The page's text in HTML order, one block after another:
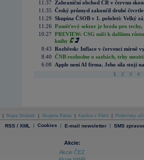
11:37
Zahraniční obchod ČR v červnu
11:35 Český průmysl zakončil druhé
11:29 Skupina ČSOB v 1. pololetí: Velký
11:26 Paměťový sektor je brzda pro techy,
10:27 PREVIEW: CSG míří k dalšímu
knihy
8:43 Rozbřesk: Inflace v červenci mírně
8:40 ČNB rozhodne o sazbách, trhy
6:08
Apple není AI firma. Jeho síla stojí
1 2 3 4
Mapa Stránek Skupina Patria Kariéra v Patrii Podmínky
RSS / XML | Cookies | E-mail newsletter | SMS
Akcie:
Akcie ČEZ